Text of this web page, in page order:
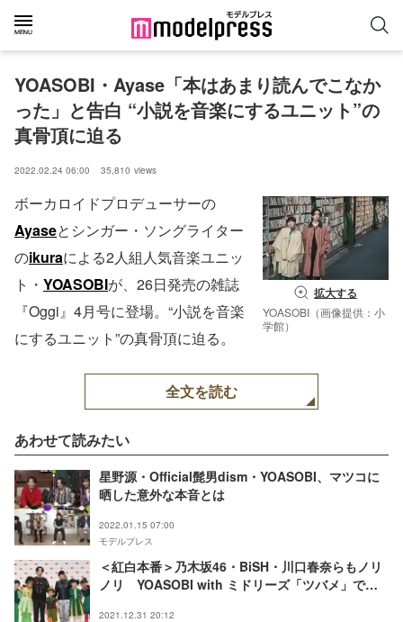
YOASOBI・Ayase「本はあまり読んでこなか
った」と告白 “小説を音楽にするユニット”の
真骨頂に迫る
2022.02.24 06:00 35,810 views
拡大する
YOASOBI（画像提供：小
学館）
ボーカロイドプロデューサーの
Ayaseとシンガー・ソングライター
のikuraによる2人組人気音楽ユニッ
ト・ YOASOBIが、26日発売の雑誌
『Oggi』4月号に登場。“小説を音楽
にするユニット”の真骨頂に迫る。
全文を読む
あわせて読みたい
星野源・Official髭男dism・YOASOBI、マツコに
晒した意外な本音とは
2022.01.15 07:00
モデルプレス
＜紅白本番＞乃木坂46・BiSH・川口春奈らもノリ
ノリ YOASOBI with ミドリーズ「ツバメ」で会
2021.12.31 20:12